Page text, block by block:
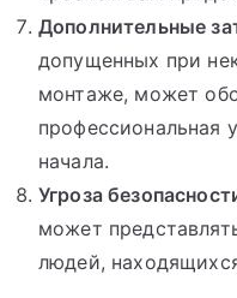
Дополнительные
допущенных при
монтаже, может
профессиональная
начала.
Угроза
может
людей,